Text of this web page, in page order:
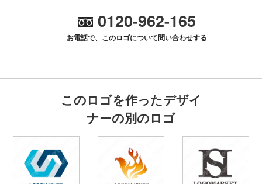
0120-962-165
お電話で、このロゴについて問い合わせする
このロゴを作ったデザイ
ナーの別のロゴ